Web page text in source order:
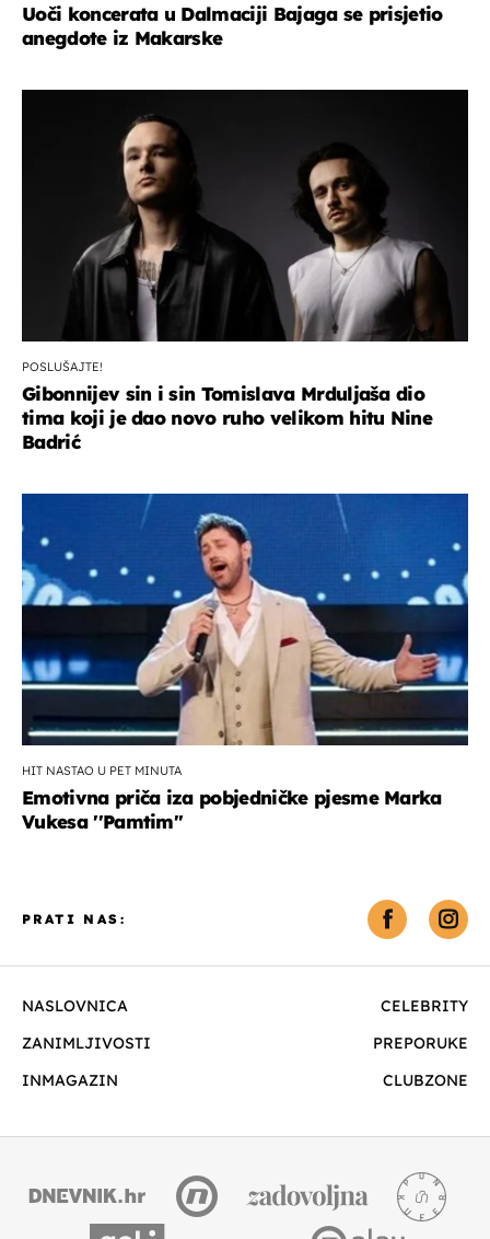
Uoči koncerata u Dalmaciji Bajaga se prisjetio
anegdote iz Makarske
POSLUŠAJTE!
Gibonnijev sin i sin Tomislava Mrduljaša dio
tima koji je dao novo ruho velikom hitu Nine
Badrić
HIT NASTAO U PET MINUTA
Emotivna priča iza pobjedničke pjesme Marka
Vukesa ''Pamtim''
NASLOVNICA
CELEBRITY
ZANIMLJIVOSTI
PREPORUKE
INMAGAZIN
CLUBZONE
PRATI NAS: